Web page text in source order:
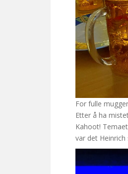
For fulle mugger
Etter å ha
Kahoot!
var det